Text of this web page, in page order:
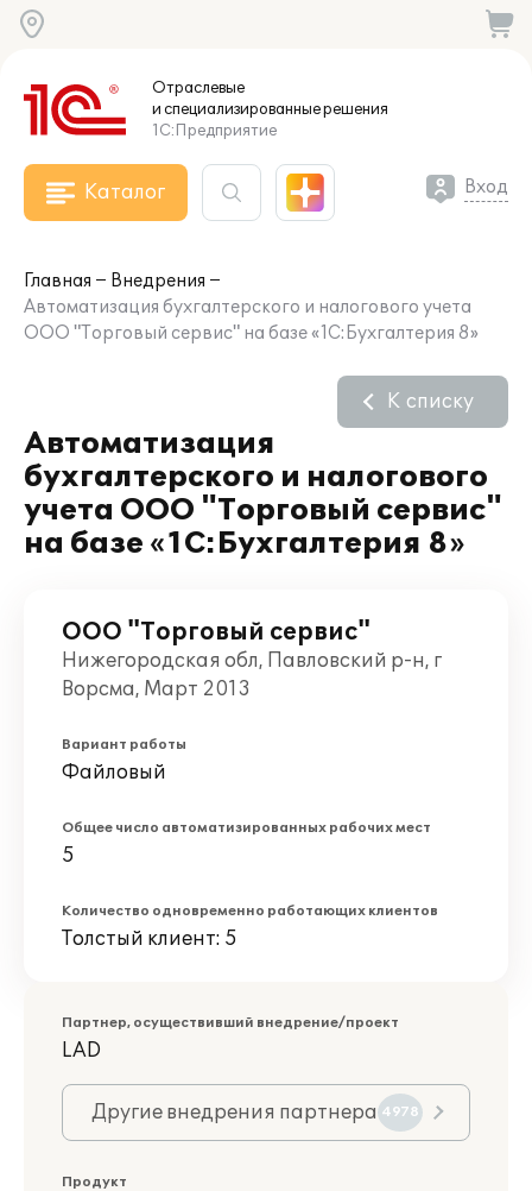
Отраслевые
и специализированныерешения
1С:Предприятие
Каталог Вход
Главная
Внедрения
Автоматизация бухгалтерского и налогового учета
ООО "Торговый сервис" на базе «1С:Бухгалтерия 8»
Автоматизация
бухгалтерского и налогового
учета ООО "Торговый сервис"
на базе «1С:Бухгалтерия 8»
К списку
ООО "Торговый сервис"
Нижегородская обл, Павловский р-н, г
Ворсма, Март 2013
Вариант работы
Файловый
Общее число автоматизированных рабочих мест
5
Количество одновременно работающих клиентов
Толстый клиент: 5
Партнер, осуществивший внедрение/проект
LAD
Другие внедрения партнера 4978
Продукт